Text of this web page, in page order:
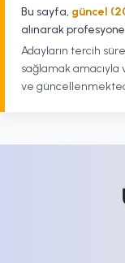
Bu sayfa, güncel
alınarak
Adayların tercih
sağlamak
ve